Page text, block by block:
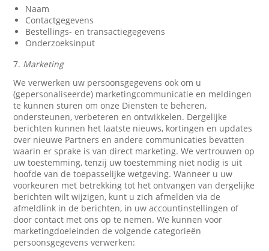
Naam
Contactgegevens
Bestellings- en transactiegegevens
Onderzoeksinput
7. Marketing
We verwerken uw persoonsgegevens ook om u
(gepersonaliseerde) marketingcommunicatie en meldingen
te kunnen sturen om onze Diensten te beheren,
ondersteunen, verbeteren en ontwikkelen. Dergelijke
berichten kunnen het laatste nieuws, kortingen en updates
over nieuwe Partners en andere communicaties bevatten
waarin er sprake is van direct marketing. We vertrouwen op
uw toestemming, tenzij uw toestemming niet nodig is uit
hoofde van de toepasselijke wetgeving. Wanneer u uw
voorkeuren met betrekking tot het ontvangen van dergelijke
berichten wilt wijzigen, kunt u zich afmelden via de
afmeldlink in de berichten, in uw accountinstellingen of
door contact met ons op te nemen. We kunnen voor
marketingdoeleinden de volgende categorieën
persoonsgegevens verwerken: